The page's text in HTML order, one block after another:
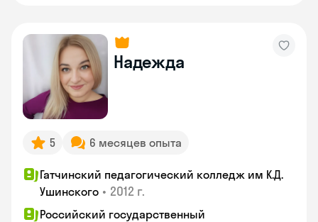
Надежда
5 6 месяцев опыта
Гатчинский педагогический колледж им К.Д.
Ушинского • 2012 г.
Российский государственный